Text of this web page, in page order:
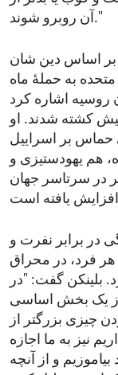
آن روبرو شوند."
بر اساس دین شان
به حملهٔ ماه
روسیه اشاره کرد
کشته شدند. او
بر اسراییل
هم یهودستیزی و
در سرتاسر جهان
در برابر نفرت و
هر فرد، در محراق
بلینکن گفت: "در
از یک بخش اساسی
چیزی بزرگتر از
نیز به ما اجازه
و از آنچه